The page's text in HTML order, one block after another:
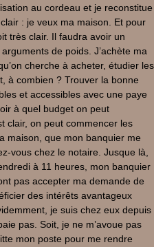
au cordeau et je reconstitue
: je veux ma maison. Et pour
très clair. Il faudra avoir un
de poids. J’achète ma
cherche à acheter, étudier les
à combien ? Trouver la bonne
et accessibles avec une paye
à quel budget on peut
clair, on peut commencer les
maison, que mon banquier me
vous chez le notaire. Jusque là,
à 11 heures, mon banquier
pas accepter ma demande de
des intérêts avantageux
je suis chez eux depuis
pas. Soit, je ne m’avoue pas
mon poste pour me rendre